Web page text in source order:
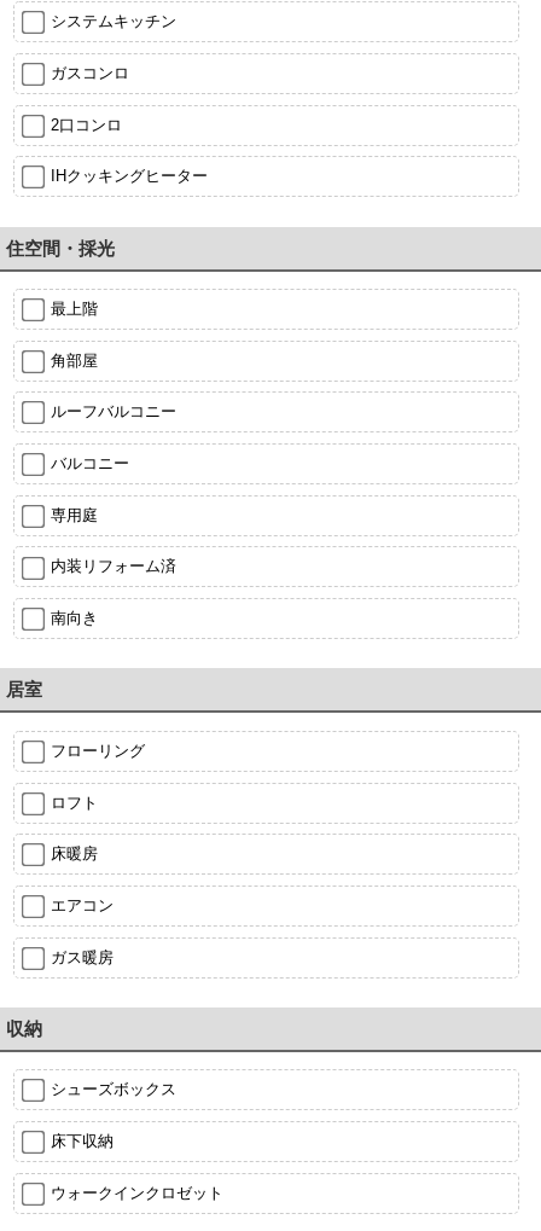
システムキッチン
ガスコンロ
2口コンロ
IHクッキングヒーター
住空間・採光
最上階
角部屋
ルーフバルコニー
バルコニー
専用庭
内装リフォーム済
南向き
居室
フローリング
ロフト
床暖房
エアコン
ガス暖房
収納
シューズボックス
床下収納
ウォークインクロゼット